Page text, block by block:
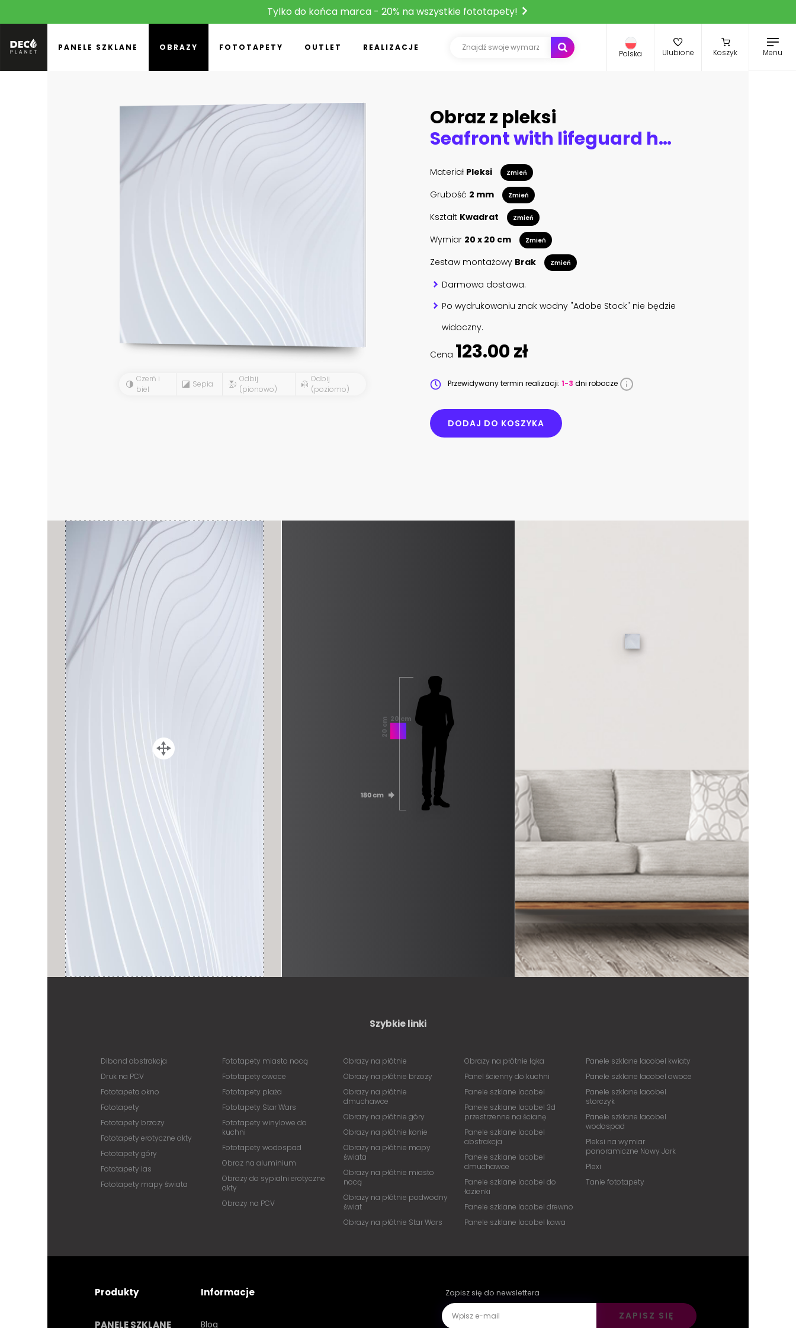
Tylko do końca marca - 20% na wszystkie fototapety!
PANELE SZKLANE OBRAZY FOTOTAPETY OUTLET REALIZACJE
Polska Ulubione Koszyk Menu
Czerń i
biel
Sepia
Odbij
(pionowo)
Odbij
(poziomo)
Obraz z pleksi
Seafront with lifeguard hut in Fort Lauderdale Florida, USA
Materiał Pleksi Zmień
Grubość 2 mm Zmień
Kształt Kwadrat Zmień
Wymiar 20 x 20 cm Zmień
Zestaw montażowy Brak Zmień
Darmowa dostawa.
Po wydrukowaniu znak wodny "Adobe Stock" nie będzie
widoczny.
Cena 123.00 zł
Przewidywany termin realizacji: 1-3 dni robocze
DODAJ DO KOSZYKA
20 cm
20 cm
Szybkie linki
Dibond abstrakcja
Druk na PCV
Fototapeta okno
Fototapety
Fototapety brzozy
Fototapety erotyczne akty
Fototapety góry
Fototapety las
Fototapety mapy świata
Fototapety miasto nocą
Fototapety owoce
Fototapety plaża
Fototapety Star Wars
Fototapety winylowe do
kuchni
Fototapety wodospad
Obraz na aluminium
Obrazy do sypialni erotyczne
akty
Obrazy na PCV
Obrazy na płótnie
Obrazy na płótnie brzozy
Obrazy na płótnie
dmuchawce
Obrazy na płótnie góry
Obrazy na płótnie konie
Obrazy na płótnie mapy
świata
Obrazy na płótnie miasto
nocą
Obrazy na płótnie podwodny
świat
Obrazy na płótnie Star Wars
Obrazy na płótnie łąka
Panel ścienny do kuchni
Panele szklane lacobel
Panele szklane lacobel 3d
przestrzenne na ścianę
Panele szklane lacobel
abstrakcja
Panele szklane lacobel
dmuchawce
Panele szklane lacobel do
łazienki
Panele szklane lacobel drewno
Panele szklane lacobel kawa
Panele szklane lacobel kwiaty
Panele szklane lacobel owoce
Panele szklane lacobel
storczyk
Panele szklane lacobel
wodospad
Pleksi na wymiar
panoramiczne Nowy Jork
Plexi
Tanie fototapety
Produkty
PANELE SZKLANE
Informacje
Blog
Zapisz się do newslettera
ZAPISZ SIĘ